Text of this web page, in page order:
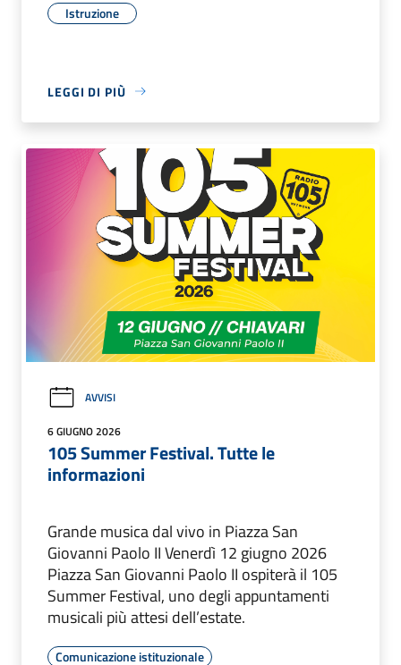
Istruzione
LEGGI DI PIÙ
AVVISI
6 GIUGNO 2026
105 Summer Festival. Tutte le
informazioni
Grande musica dal vivo in Piazza San
Giovanni Paolo II Venerdì 12 giugno 2026
Piazza San Giovanni Paolo II ospiterà il 105
Summer Festival, uno degli appuntamenti
musicali più attesi dell’estate.
Comunicazione istituzionale